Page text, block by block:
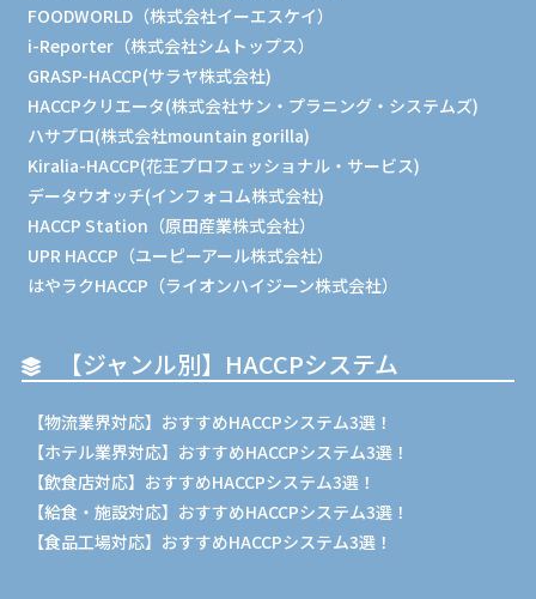
FOODWORLD（株式会社イーエスケイ）
i-Reporter（株式会社シムトップス）
GRASP-HACCP(サラヤ株式会社)
HACCPクリエータ(株式会社サン・プラニング・システムズ)
ハサプロ(株式会社mountain gorilla)
Kiralia-HACCP(花王プロフェッショナル・サービス)
データウオッチ(インフォコム株式会社)
HACCP Station（原田産業株式会社）
UPR HACCP（ユーピーアール株式会社）
はやラクHACCP（ライオンハイジーン株式会社）
【ジャンル別】HACCPシステム
【物流業界対応】おすすめHACCPシステム3選！
【ホテル業界対応】おすすめHACCPシステム3選！
【飲食店対応】おすすめHACCPシステム3選！
【給食・施設対応】おすすめHACCPシステム3選！
【食品工場対応】おすすめHACCPシステム3選！